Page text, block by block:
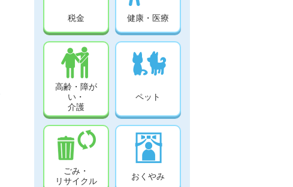
税金 健康・医療
高齢・障が
い・
介護
ペット
ごみ・
リサイクル
おくやみ